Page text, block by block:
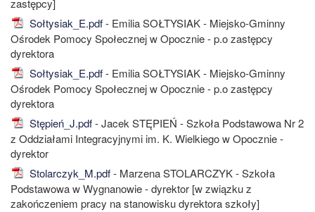
Sołtysiak_E.pdf- Emilia SOŁTYSIAK - Miejsko-Gminny
Ośrodek Pomocy Społecznej w Opocznie - p.o zastępcy
dyrektora
Sołtysiak_E.pdf- Emilia SOŁTYSIAK - Miejsko-Gminny
Ośrodek Pomocy Społecznej w Opocznie - p.o zastępcy
dyrektora
Stępień_J.pdf- Jacek STĘPIEŃ - Szkoła Podstawowa Nr 2
z Oddziałami Integracyjnymi im. K. Wielkiego w Opocznie -
dyrektor
Stolarczyk_M.pdf- Marzena STOLARCZYK - Szkoła
Podstawowa w Wygnanowie - dyrektor [w związku z
zakończeniem pracy na stanowisku dyrektora szkoły]